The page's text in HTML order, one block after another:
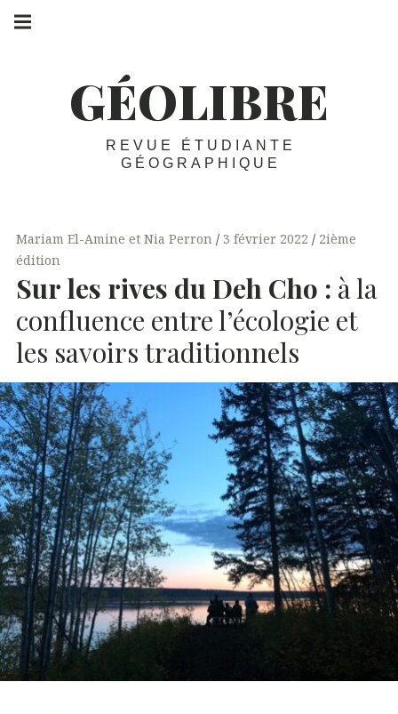
Aller
au
GÉOLIBRE
REVUE ÉTUDIANTE
GÉOGRAPHIQUE
principale
Mariam El-Amine et Nia Perron 3 février 2022
2ième
édition
Sur les rives du Deh Cho : à la
confluence entre l’écologie et
les savoirs traditionnels